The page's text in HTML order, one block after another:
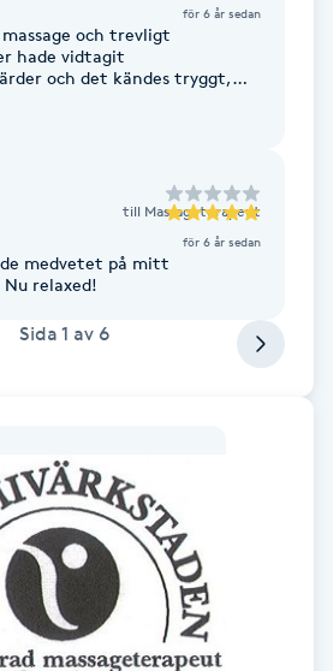
för 6 år sedan
och trevligt
hade vidtagit
och det kändes tryggt,
till Massageterapeut
för 6 år sedan
medvetet på mitt
relaxed!
Sida 1 av 6